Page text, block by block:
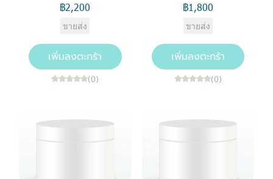
฿2,200
ขายส่ง
เพิ่มลงตะกร้า
(0)
฿1,800
ขายส่ง
เพิ่มลงตะกร้า
(0)